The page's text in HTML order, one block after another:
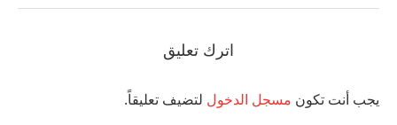
اترك تعليق
يجب أنت تكون مسجل الدخول لتضيف تعليقاً.